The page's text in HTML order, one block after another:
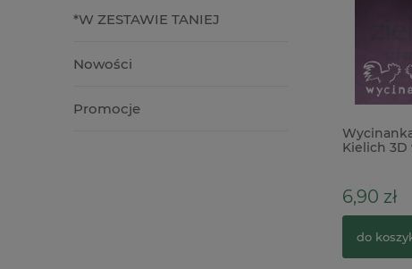
*W ZESTAWIE TANIEJ
Nowości
Promocje
Kielich 3D
6,90 zł
do